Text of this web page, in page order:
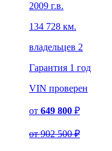
2009 г.в.
134 728 км.
владельцев 2
Гарантия 1 год
VIN проверен
от 649 800 ₽
от902 500 ₽